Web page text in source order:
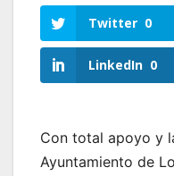
Twitter 0
LinkedIn 0
Con total apoyo y
Ayuntamiento de